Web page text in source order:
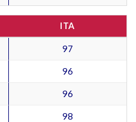
ITA
97
96
96
98